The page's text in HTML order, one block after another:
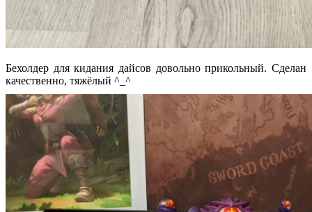
Бехолдер для кидания дайсов довольно прикольный. Сделан
качественно, тяжёлый ^_^